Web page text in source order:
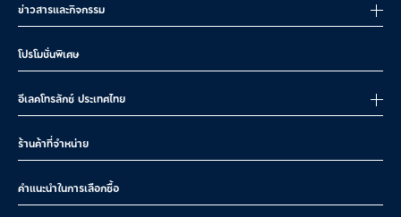
ข่าวสารและกิจกรรม
โปรโมชั่นพิเศษ
อีเลคโทรลักซ์ ประเทศไทย
ร้านค้าที่จำหน่าย
คำแนะนำในการเลือกซื้อ